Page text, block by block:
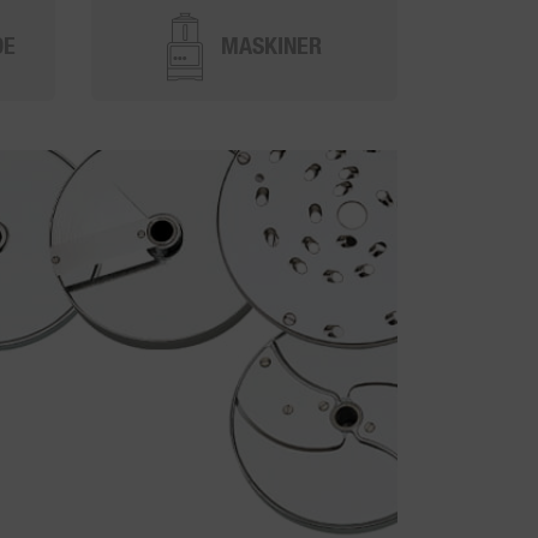
MASKINER